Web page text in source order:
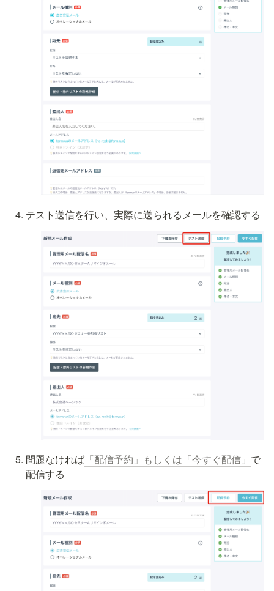
テスト送信を行い、実際に送られるメールを確認する
問題なければ「配信予約」もしくは「今すぐ配信」 で
配信する